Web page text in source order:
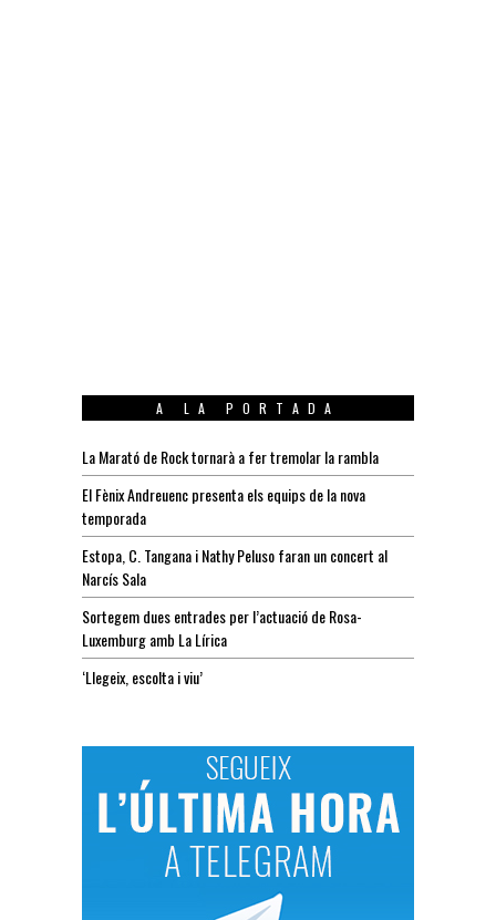
A LA PORTADA
La Marató de Rock tornarà a fer tremolar la rambla
El Fènix Andreuenc presenta els equips de la nova
temporada
Estopa, C. Tangana i Nathy Peluso faran un concert al
Narcís Sala
Sortegem dues entrades per l’actuació de Rosa-
Luxemburg amb La Lírica
‘Llegeix, escolta i viu’